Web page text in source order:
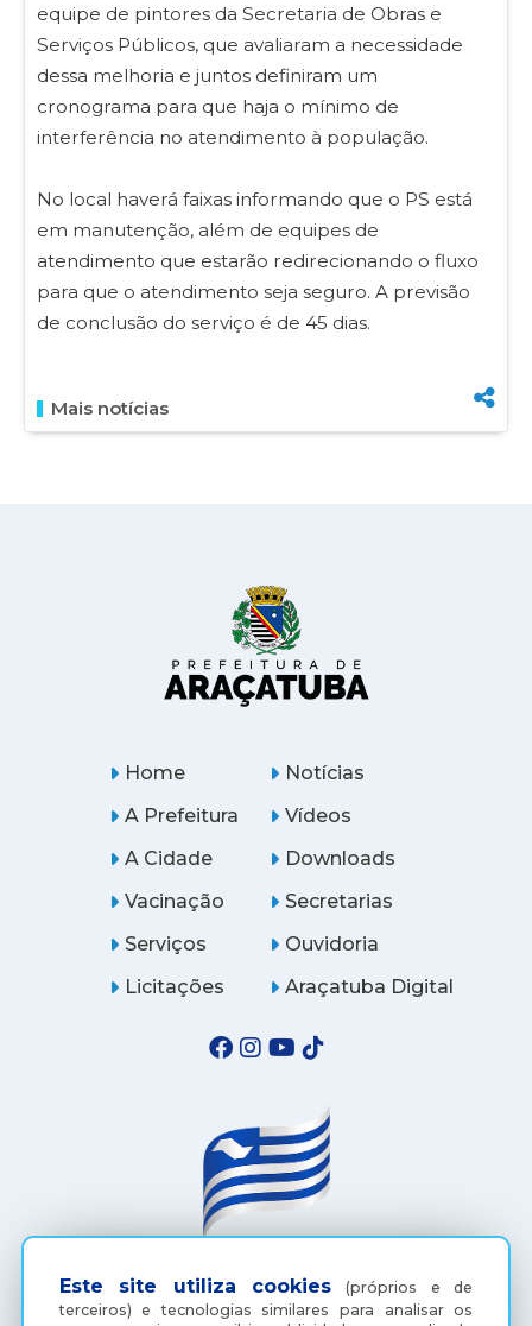
equipe de pintores da Secretaria de Obras e
Serviços Públicos, que avaliaram a necessidade
dessa melhoria e juntos definiram um
cronograma para que haja o mínimo de
interferência no atendimento à população.
No local haverá faixas informando que o PS está
em manutenção, além de equipes de
atendimento que estarão redirecionando o fluxo
para que o atendimento seja seguro. A previsão
de conclusão do serviço é de 45 dias.
Mais notícias
Este site utiliza cookies (próprios e de
terceiros) e tecnologias similares para analisar os
Home
A Prefeitura
A Cidade
Notícias
Vídeos
Downloads
Vacinação
Serviços
Licitações
Secretarias
Ouvidoria
Araçatuba Digital
(18) 3607-6500